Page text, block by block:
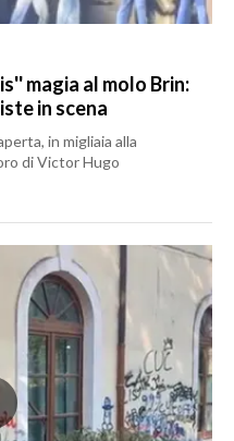
magia al molo Brin:
in scena
in migliaia alla
di Victor Hugo